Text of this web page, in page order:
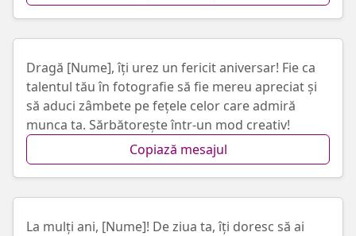
Dragă [Nume], îți urez un fericit aniversar! Fie ca
talentul tău în fotografie să fie mereu apreciat și
să aduci zâmbete pe fețele celor care admiră
munca ta. Sărbătorește într-un mod creativ!
Copiază mesajul
La mulți ani, [Nume]! De ziua ta, îți doresc să ai